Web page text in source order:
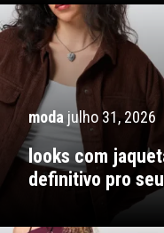
moda julho 31, 2026
looks com
definitivo pro